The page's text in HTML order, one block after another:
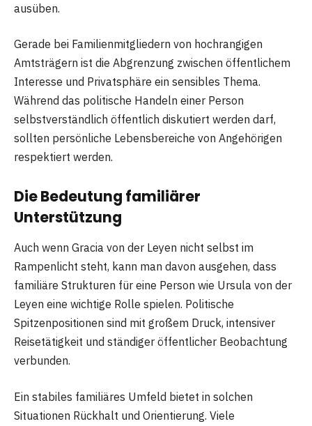
ausüben.
Gerade bei Familienmitgliedern von hochrangigen
Amtsträgern ist die Abgrenzung zwischen öffentlichem
Interesse und Privatsphäre ein sensibles Thema.
Während das politische Handeln einer Person
selbstverständlich öffentlich diskutiert werden darf,
sollten persönliche Lebensbereiche von Angehörigen
respektiert werden.
Die Bedeutung familiärer
Unterstützung
Auch wenn Gracia von der Leyen nicht selbst im
Rampenlicht steht, kann man davon ausgehen, dass
familiäre Strukturen für eine Person wie Ursula von der
Leyen eine wichtige Rolle spielen. Politische
Spitzenpositionen sind mit großem Druck, intensiver
Reisetätigkeit und ständiger öffentlicher Beobachtung
verbunden.
Ein stabiles familiäres Umfeld bietet in solchen
Situationen Rückhalt und Orientierung. Viele